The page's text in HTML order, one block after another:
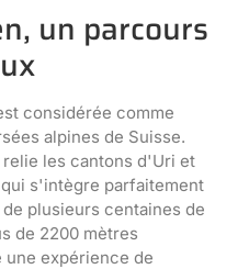
un parcours
considérée comme
alpines de Suisse.
les cantons d'Uri et
s'intègre parfaitement
plusieurs centaines de
de 2200 mètres
expérience de